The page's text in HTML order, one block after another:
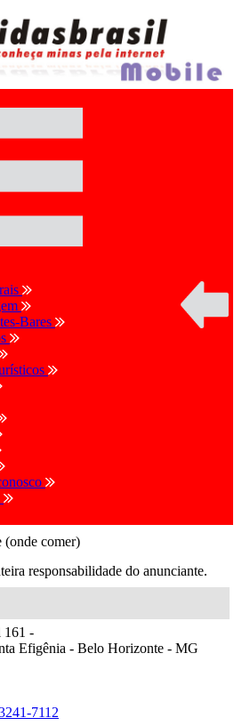
Bares
(onde comer)
responsabilidade do anunciante.
161 -
Efigênia - Belo Horizonte - MG
7112